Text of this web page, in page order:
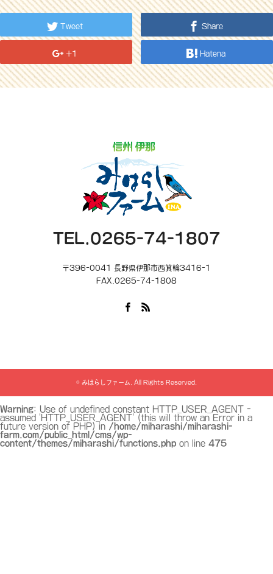
Tweet Share
+1 Hatena
TEL.0265-74-1807
〒396-0041 長野県伊那市西箕輪3416-1
FAX.0265-74-1808
© みはらしファーム . All Rights Reserved.
Warning: Use of undefined constant HTTP_USER_AGENT -
assumed 'HTTP_USER_AGENT' (this will throw an Error in a
future version of PHP) in /home/miharashi/miharashi-
farm.com/public_html/cms/wp-
content/themes/miharashi/functions.php on line 475